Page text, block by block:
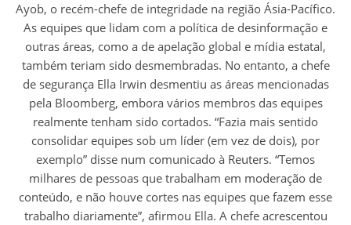
Ayob, o recém-chefe de integridade na região Ásia-Pacífico.
As equipes que lidam com a política de desinformação e
outras áreas, como a de apelação global e mídia estatal,
também teriam sido desmembradas. No entanto, a chefe
de segurança Ella Irwin desmentiu as áreas mencionadas
pela Bloomberg, embora vários membros das equipes
realmente tenham sido cortados. “Fazia mais sentido
consolidar equipes sob um líder (em vez de dois), por
exemplo” disse num comunicado à Reuters. “Temos
milhares de pessoas que trabalham em moderação de
conteúdo, e não houve cortes nas equipes que fazem esse
trabalho diariamente”, afirmou Ella. A chefe acrescentou